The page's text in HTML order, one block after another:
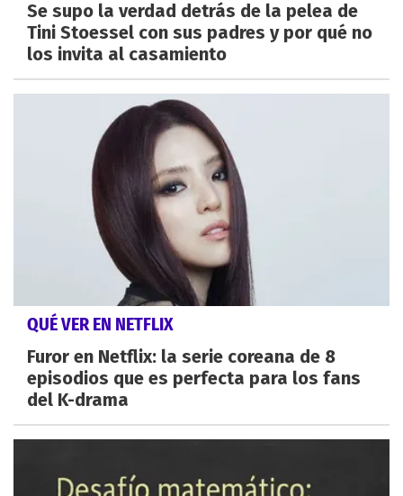
Se supo la verdad detrás de la pelea de
Tini Stoessel con sus padres y por qué no
los invita al casamiento
QUÉ VER EN NETFLIX
Furor en Netflix: la serie coreana de 8
episodios que es perfecta para los fans
del K-drama